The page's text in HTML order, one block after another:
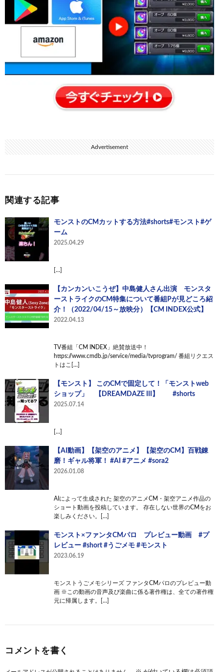
Advertisement
関連する記事
モンストのCMカットする方法#shorts#モンスト#ゲ
ーム
2025.04.29
[…]
【カンカンいこうぜ】中島健人さん出演 モンスタ
ーストライクのCM特集について番組Pが見どころ紹
介！（2022/04/15～放映分）【CM INDEX公式】
2022.04.13
TV番組「CM INDEX」絶賛放送中！
https://www.cmdb.jp/service/media/tvprogram/ 番組リクエス
トはこ[…]
【モンスト】 このCMで固定して！「モンストweb
ショップ」 【DREAMDAZE III】 #shorts
2025.07.14
[…]
【AI動画】【架空のアニメ】【架空のCM】百戦錬
磨！ギャル将軍！ #AI #アニメ #sora2
2026.01.08
AIによって生成された 架空のアニメCM・架空アニメ作品の
ショート動画を投稿しています。 存在しない世界のCMをお
楽しみください。[…]
モンスト×ファンタCMパロ プレビュー動画 #プ
レビュー #short #うごメモ #モンスト
2023.06.19
モンストうごメモシリーズ ファンタCMパロのプレビュー動
画 ※この動画の音声及び楽曲に係る著作権は、全ての著作権
元に帰属します。[…]
コメントを書く